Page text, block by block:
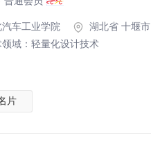
车工业学院
湖北省 十堰市
域： 轻量化设计技术
片